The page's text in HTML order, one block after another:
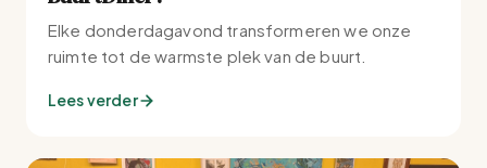
Elke donderdagavond transformeren we onze
ruimte tot de warmste plek van de buurt.
Lees verder